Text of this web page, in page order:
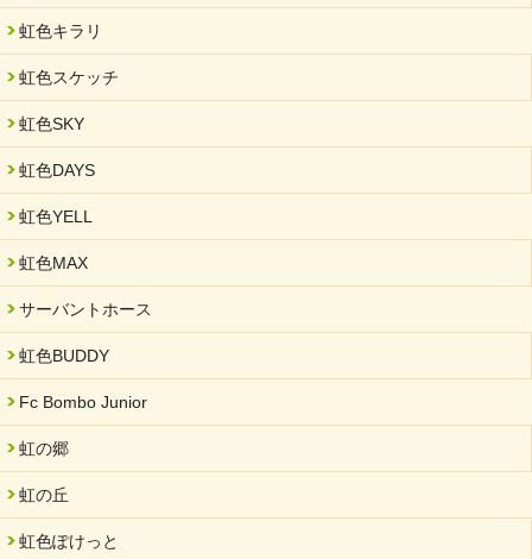
2025/05/07
2025年6月中旬 OPEN 放課後等デイサービス「Fc Bombo
2025/03/01
餅つき大会を開催しました
2025/01/31
「可児の企業魅力発見フェア」に出展しました
就労継続支援B型「エコボール」事業を始めました
2024/09/10
2024/08/26
2024/08/01
夏休み学習支援・可茂自悠学舎
2024/07/03
中部学院大学「現代福祉マネジメント」ゲスト講師
虹色キラリ
虹色スケッチ
虹色SKY
虹色DAYS
虹色YELL
虹色MAX
サーバントホース
虹色BUDDY
Fc Bombo Junior
虹の郷
虹の丘
虹色ぽけっと